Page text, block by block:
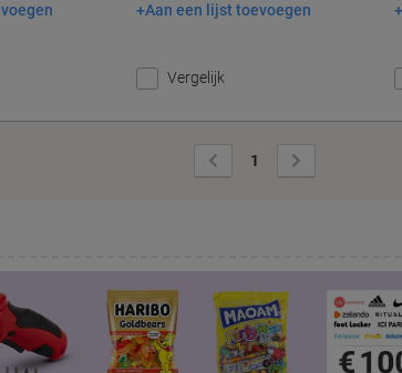
In winkelwagen
Aan een lijst toevoegen
Vergelijk
Vorige
pagina
1
pagina